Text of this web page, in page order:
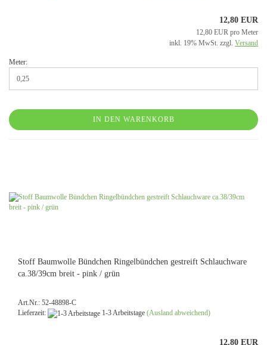
12,80 EUR
12,80 EUR pro Meter
inkl. 19% MwSt. zzgl. Versand
Meter:
IN DEN WARENKORB
Stoff Baumwolle Bündchen Ringelbündchen gestreift Schlauchware
ca.38/39cm breit - pink / grün
Art.Nr.: 52-48898-C
Lieferzeit:
1-3 Arbeitstage (Ausland abweichend)
12,80 EUR